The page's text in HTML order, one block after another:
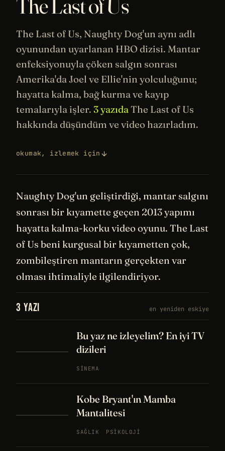
The Last of Us
The Last of Us, Naughty Dog'un aynı adlı
oyunundan uyarlanan HBO dizisi. Mantar
enfeksiyonuyla çöken salgın sonrası
Amerika'da Joel ve Ellie'nin yolculuğunu;
hayatta kalma, bağ kurma ve kayıp
temalarıyla işler. 3 yazıdaThe Last of Us
hakkında düşündüm ve video hazırladım.
okumak, izlemek için
Naughty Dog'un geliştirdiği, mantar salgını
sonrası bir kıyamette geçen 2013 yapımı
hayatta kalma-korku video oyunu. The Last
of Us beni kurgusal bir kıyametten çok,
zombileştiren mantarın gerçekten var
olması ihtimaliyle ilgilendiriyor.
3 YAZI en yeniden eskiye
Bu yaz ne izleyelim? En iyi TV
dizileri
SINEMA
Kobe Bryant'ın Mamba
Mantalitesi
SAĞLIK PSIKOLOJI